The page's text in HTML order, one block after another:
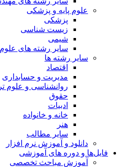
علوم پایه و پزشکی
پزشکی
زیست شناسی
شیمی
سایر رشته های علوم پایه
سایر رشته ها
اقتصاد
مدیریت و حسابداری
روانشناسی و علوم تربیتی
حقوق
ادبیات
خانه و خانواده
هنر
سایر مطالب
دانلود و آموزش نرم افزار
فایل‌ها و دوره های آموزشی
آموزش مباحث تخصصی